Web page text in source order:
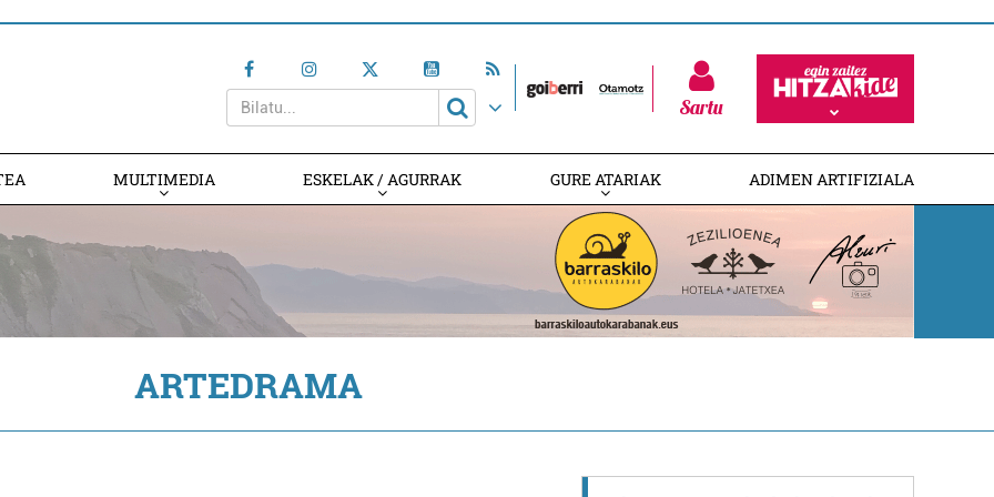
Sartu
MULTIMEDIA ESKELAK / AGURRAK GURE ATARIAK ADIMEN ARTIFIZIALA
ARTEDRAMA